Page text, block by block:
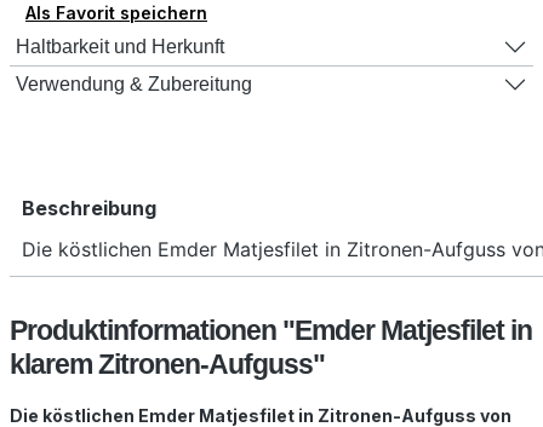
Als Favorit speichern
Haltbarkeit und Herkunft
Verwendung & Zubereitung
Beschreibung
Die köstlichen Emder Matjesfilet in Zitronen-Aufguss
Produktinformationen "Emder Matjesfilet in
klarem Zitronen-Aufguss"
Die köstlichen Emder Matjesfilet in Zitronen-Aufguss von